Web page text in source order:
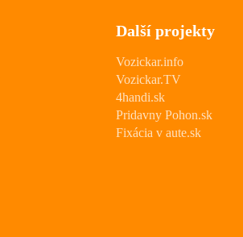
Další projekty
Vozickar.info
Vozickar.TV
4handi.sk
Pridavny Pohon.sk
Fixácia v aute.sk